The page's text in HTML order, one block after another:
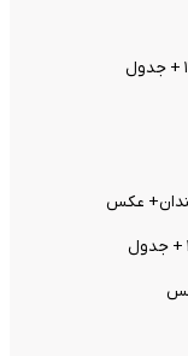
عکس